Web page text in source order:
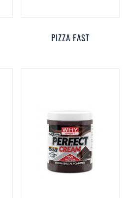
PIZZA FAST